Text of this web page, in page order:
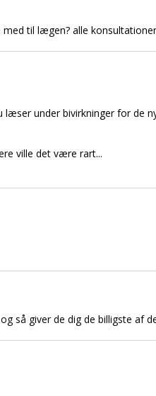
til lægen? alle
under bivirkninger for de
ville det være rart...
så giver de dig de billigste af